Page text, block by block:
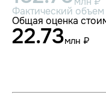
Фактический
Общая оценка
22.73млн ₽